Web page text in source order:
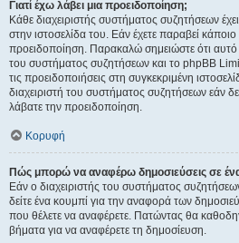
Γιατί έχω λάβει μια προειδοποίηση;
Κάθε διαχειριστής συστήματος συζητήσεων
στην ιστοσελίδα του. Εάν έχετε παραβεί
προειδοποίηση. Παρακαλώ σημειώστε ότι αυτό
του συστήματος συζητήσεων και το phpBB
τις προειδοποιήσεις στη συγκεκριμένη
διαχειριστή του συστήματος συζητήσεων εάν
λάβατε την προειδοποίηση.
Κορυφή
Πώς μπορώ να αναφέρω δημοσιεύσεις σε
Εάν ο διαχειριστής του συστήματος
δείτε ένα κουμπί για την αναφορά των
που θέλετε να αναφέρετε. Πατώντας θα
βήματα για να αναφέρετε τη δημοσίευση.